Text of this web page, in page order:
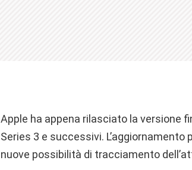
Apple ha appena rilasciato la versione
Series 3 e successivi.
nuove possibilità di tracciamento